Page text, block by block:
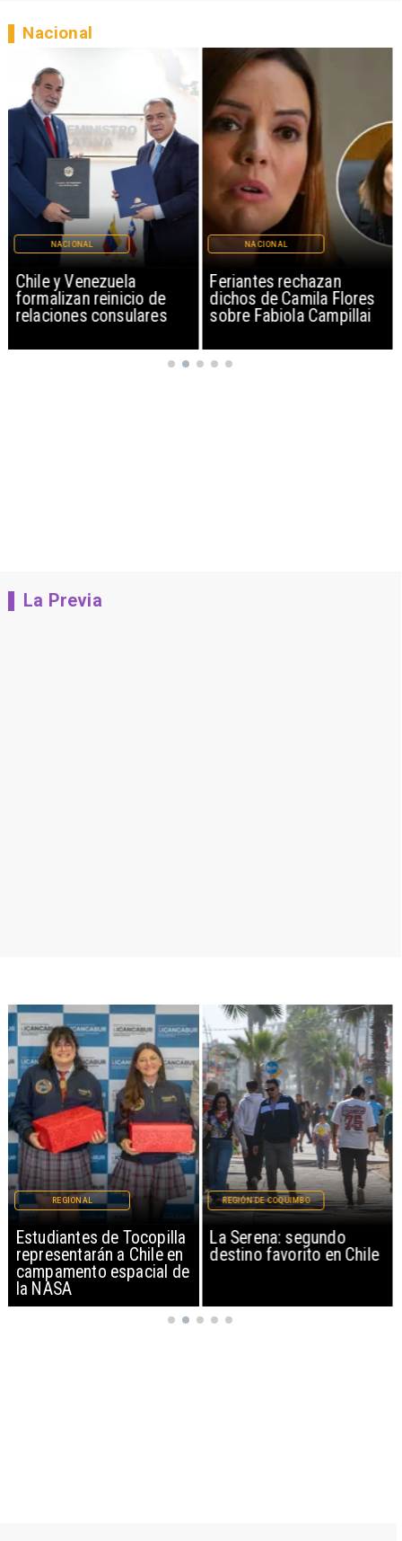
Chile y Venezuela
formalizan reinicio de
relaciones consulares
NACIONAL
Feriantes rechazan
dichos de Camila Flores
sobre Fabiola Campillai
NACIONAL
Nacional
La Previa
Estudiantes de Tocopilla
representarán a Chile en
campamento espacial de
la NASA
REGIONAL
La Serena: segundo
destino favorito en Chile
REGIÓN DE COQUIMBO